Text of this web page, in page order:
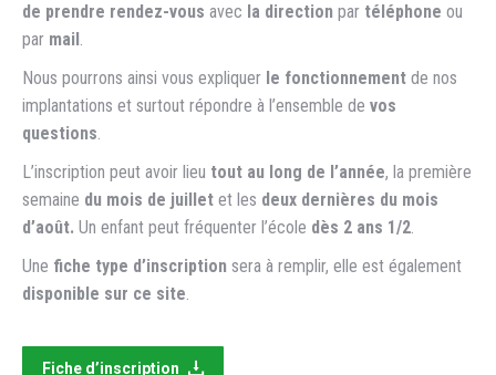
de prendre rendez-vous avec la direction par téléphone ou
par mail.
Nous pourrons ainsi vous expliquer le fonctionnement de nos
implantations et surtout répondre à l’ensemble de vos
questions.
L’inscription peut avoir lieu tout au long de l’année, la première
semaine du mois de juillet et les deux dernières du mois
d’août. Un enfant peut fréquenter l’école dès 2 ans 1/2.
Une fiche type d’inscription sera à remplir, elle est également
disponible sur ce site.
Fiche d’inscription